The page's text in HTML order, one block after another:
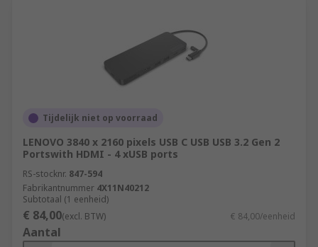
Tijdelijk niet op voorraad
LENOVO 3840 x 2160 pixels USB C USB USB 3.2 Gen 2
Portswith HDMI - 4 xUSB ports
RS-stocknr. 847-594
Fabrikantnummer 4X11N40212
Subtotaal (1 eenheid)
€ 84,00(excl. BTW) € 84,00/eenheid
Aantal